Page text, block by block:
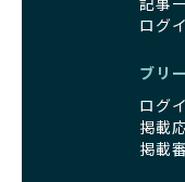
身ともに健康に育つ
遺伝的なリスクを最
考えられた食事、子
さらに獣医師と連携
その結果、
気で健康なスタート
カラーの子犬を販売
し、飼い主にそのリ
ワンちゃんの健康を
「見た目以上に健康
引退犬とは、繁殖期
ログ
ブリ
ログ
掲載
掲載